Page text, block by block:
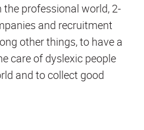
professional world, 2-
and recruitment
other things, to have a
care of dyslexic people
and to collect good